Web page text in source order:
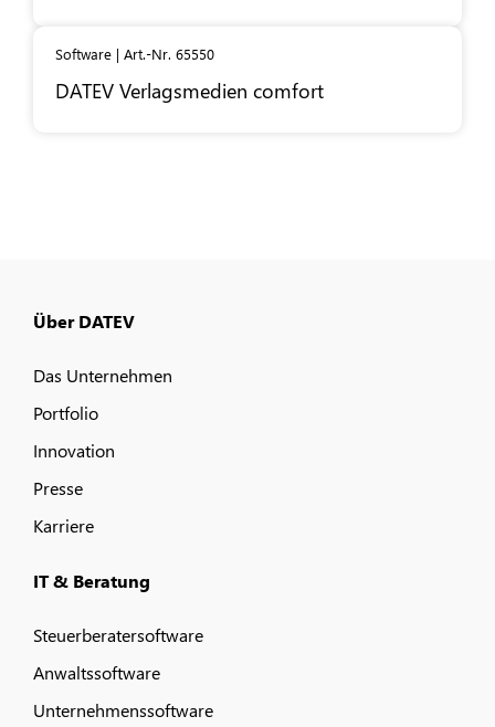
Software | Art.-Nr. 65550
DATEV Verlagsmedien comfort
Über DATEV
Das Unternehmen
Portfolio
Innovation
Presse
Karriere
IT & Beratung
Steuerberatersoftware
Anwaltssoftware
Unternehmenssoftware